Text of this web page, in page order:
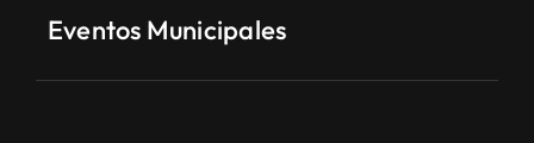
Eventos Municipales